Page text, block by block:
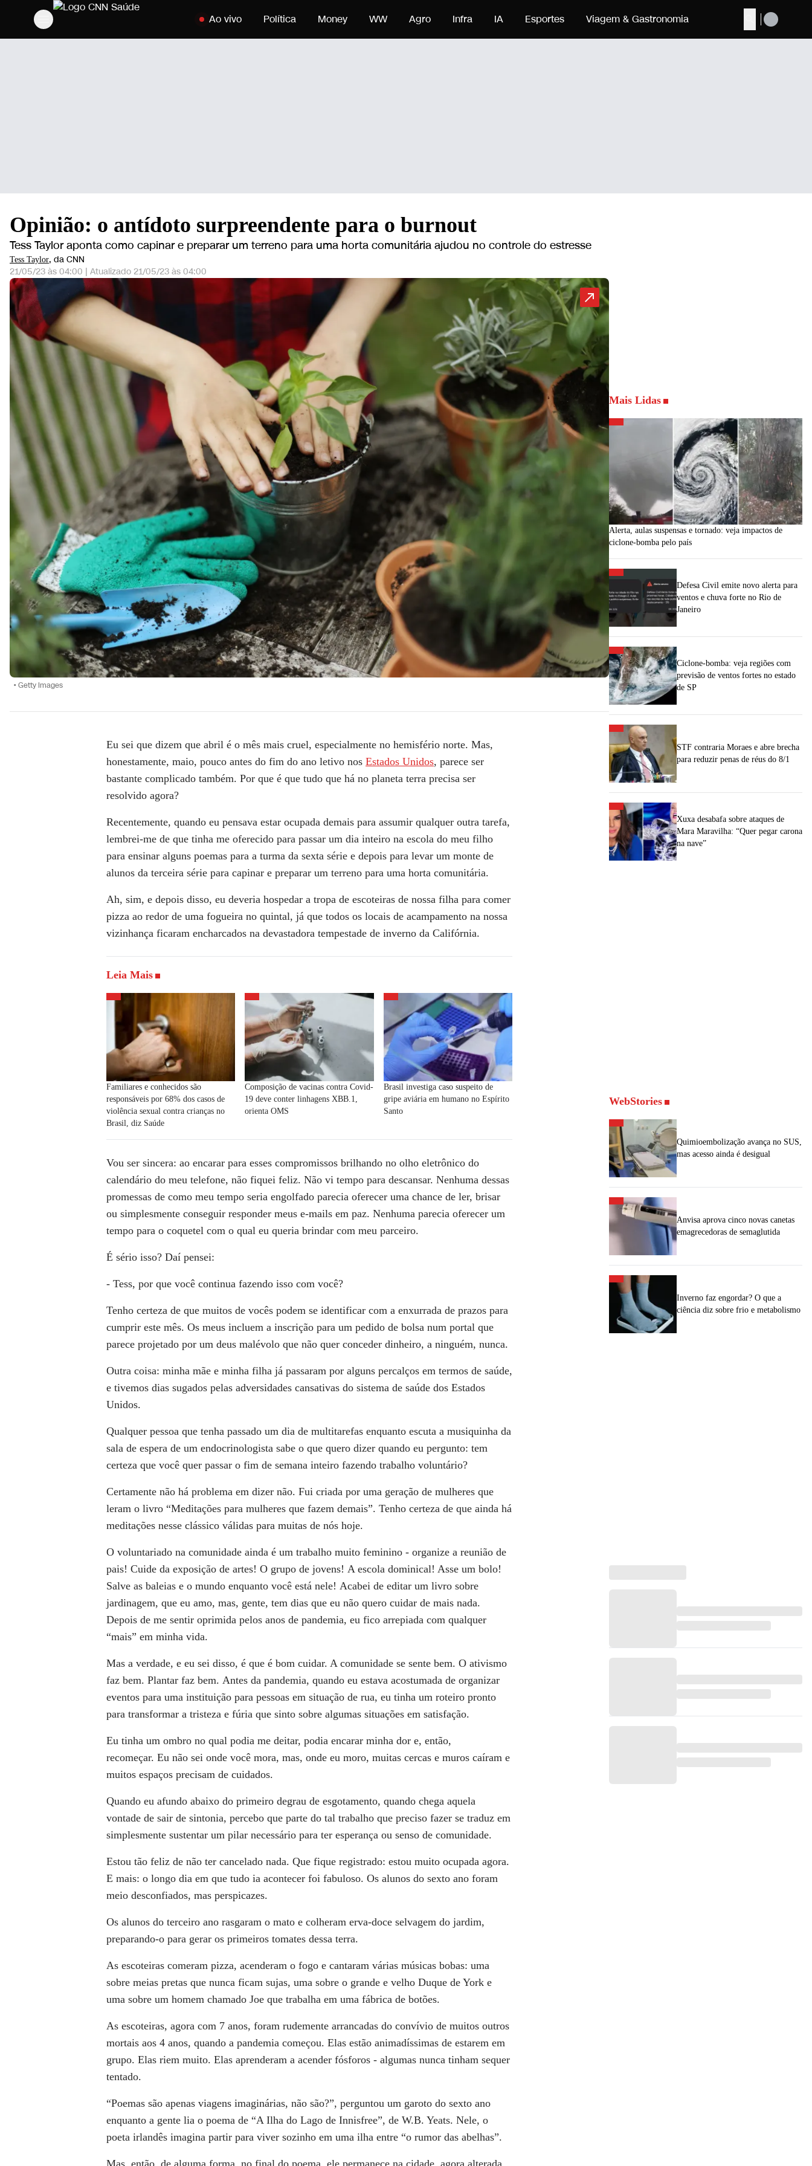
Buscar
Pular para o conteúdo
Ao vivo Política Money WW Agro Infra IA Esportes Viagem & Gastronomia
Opinião: o antídoto surpreendente para o burnout
Tess Taylor aponta como capinar e preparar um terreno para uma horta comunitária ajudou no controle do estresse
Tess Taylor, da CNN
21/05/23 às 04:00 | Atualizado 21/05/23 às 04:00
•Getty Images
Eu sei que dizem que abril é o mês mais cruel, especialmente no hemisfério norte. Mas,
honestamente, maio, pouco antes do fim do ano letivo nos Estados Unidos, parece ser
bastante complicado também. Por que é que tudo que há no planeta terra precisa ser
resolvido agora?
Recentemente, quando eu pensava estar ocupada demais para assumir qualquer outra tarefa,
lembrei-me de que tinha me oferecido para passar um dia inteiro na escola do meu filho
para ensinar alguns poemas para a turma da sexta série e depois para levar um monte de
alunos da terceira série para capinar e preparar um terreno para uma horta comunitária.
Ah, sim, e depois disso, eu deveria hospedar a tropa de escoteiras de nossa filha para comer
pizza ao redor de uma fogueira no quintal, já que todos os locais de acampamento na nossa
vizinhança ficaram encharcados na devastadora tempestade de inverno da Califórnia.
Leia Mais
Familiares e conhecidos são
responsáveis por 68% dos casos de
violência sexual contra crianças no
Brasil, diz Saúde
Composição de vacinas contra Covid-
19 deve conter linhagens XBB.1,
orienta OMS
Brasil investiga caso suspeito de
gripe aviária em humano no Espírito
Santo
Vou ser sincera: ao encarar para esses compromissos brilhando no olho eletrônico do
calendário do meu telefone, não fiquei feliz. Não vi tempo para descansar. Nenhuma dessas
promessas de como meu tempo seria engolfado parecia oferecer uma chance de ler, brisar
ou simplesmente conseguir responder meus e-mails em paz. Nenhuma parecia oferecer um
tempo para o coquetel com o qual eu queria brindar com meu parceiro.
É sério isso? Daí pensei:
- Tess, por que você continua fazendo isso com você?
Tenho certeza de que muitos de vocês podem se identificar com a enxurrada de prazos para
cumprir este mês. Os meus incluem a inscrição para um pedido de bolsa num portal que
parece projetado por um deus malévolo que não quer conceder dinheiro, a ninguém, nunca.
Outra coisa: minha mãe e minha filha já passaram por alguns percalços em termos de saúde,
e tivemos dias sugados pelas adversidades cansativas do sistema de saúde dos Estados
Unidos.
Qualquer pessoa que tenha passado um dia de multitarefas enquanto escuta a musiquinha da
sala de espera de um endocrinologista sabe o que quero dizer quando eu pergunto: tem
certeza que você quer passar o fim de semana inteiro fazendo trabalho voluntário?
Certamente não há problema em dizer não. Fui criada por uma geração de mulheres que
leram o livro “Meditações para mulheres que fazem demais”. Tenho certeza de que ainda há
meditações nesse clássico válidas para muitas de nós hoje.
O voluntariado na comunidade ainda é um trabalho muito feminino - organize a reunião de
pais! Cuide da exposição de artes! O grupo de jovens! A escola dominical! Asse um bolo!
Salve as baleias e o mundo enquanto você está nele! Acabei de editar um livro sobre
jardinagem, que eu amo, mas, gente, tem dias que eu não quero cuidar de mais nada.
Depois de me sentir oprimida pelos anos de pandemia, eu fico arrepiada com qualquer
“mais” em minha vida.
Mas a verdade, e eu sei disso, é que é bom cuidar. A comunidade se sente bem. O ativismo
faz bem. Plantar faz bem. Antes da pandemia, quando eu estava acostumada de organizar
eventos para uma instituição para pessoas em situação de rua, eu tinha um roteiro pronto
para transformar a tristeza e fúria que sinto sobre algumas situações em satisfação.
Eu tinha um ombro no qual podia me deitar, podia encarar minha dor e, então,
recomeçar. Eu não sei onde você mora, mas, onde eu moro, muitas cercas e muros caíram e
muitos espaços precisam de cuidados.
Quando eu afundo abaixo do primeiro degrau de esgotamento, quando chega aquela
vontade de sair de sintonia, percebo que parte do tal trabalho que preciso fazer se traduz em
simplesmente sustentar um pilar necessário para ter esperança ou senso de comunidade.
Estou tão feliz de não ter cancelado nada. Que fique registrado: estou muito ocupada agora.
E mais: o longo dia em que tudo ia acontecer foi fabuloso. Os alunos do sexto ano foram
meio desconfiados, mas perspicazes.
Os alunos do terceiro ano rasgaram o mato e colheram erva-doce selvagem do jardim,
preparando-o para gerar os primeiros tomates dessa terra.
As escoteiras comeram pizza, acenderam o fogo e cantaram várias músicas bobas: uma
sobre meias pretas que nunca ficam sujas, uma sobre o grande e velho Duque de York e
uma sobre um homem chamado Joe que trabalha em uma fábrica de botões.
As escoteiras, agora com 7 anos, foram rudemente arrancadas do convívio de muitos outros
mortais aos 4 anos, quando a pandemia começou. Elas estão animadíssimas de estarem em
grupo. Elas riem muito. Elas aprenderam a acender fósforos - algumas nunca tinham sequer
tentado.
“Poemas são apenas viagens imaginárias, não são?”, perguntou um garoto do sexto ano
enquanto a gente lia o poema de “A Ilha do Lago de Innisfree”, de W.B. Yeats. Nele, o
poeta irlandês imagina partir para viver sozinho em uma ilha entre “o rumor das abelhas”.
Mais Lidas
Alerta, aulas suspensas e tornado: veja impactos de
ciclone-bomba pelo país
Defesa Civil emite novo alerta para
ventos e chuva forte no Rio de
Janeiro
Ciclone-bomba: veja regiões com
previsão de ventos fortes no estado
de SP
STF contraria Moraes e abre brecha
para reduzir penas de réus do 8/1
Xuxa desabafa sobre ataques de
Mara Maravilha: “Quer pegar carona
na nave”
WebStories
Quimioembolização avança no SUS,
mas acesso ainda é desigual
Anvisa aprova cinco novas canetas
emagrecedoras de semaglutida
Inverno faz engordar? O que a
ciência diz sobre frio e metabolismo